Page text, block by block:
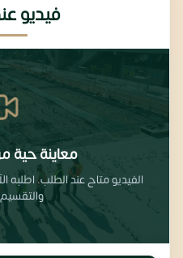
فيديو
معاينة حية
الفيديو متاح عند الطلب. اطلبه